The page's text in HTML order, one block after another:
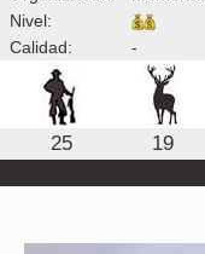
Nivel:
Calidad:
-
25 19